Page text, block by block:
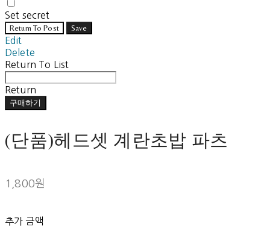
Set secret
Return To Post Save
Edit
Delete
Return To List
Return
구매하기
(단품)헤드셋 계란초밥 파츠
1,800원
추가 금액